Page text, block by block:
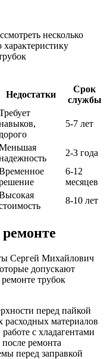
несколько
Недостатки
Срок
службы
дорого
5-7 лет
2-3 года
6-12
месяцев
8-10 лет
Сергей Михайлович
допускают
трубок
перед пайкой
расходных материалов
с хладагентами
ремонта
перед заправкой